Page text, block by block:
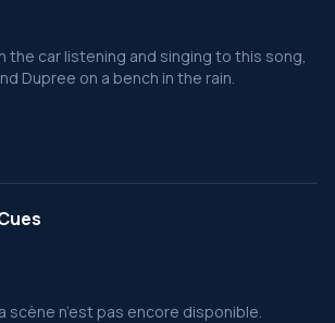
the car listening and singing to this song,
Dupree on a bench in the rain.
scène n’est pas encore disponible.